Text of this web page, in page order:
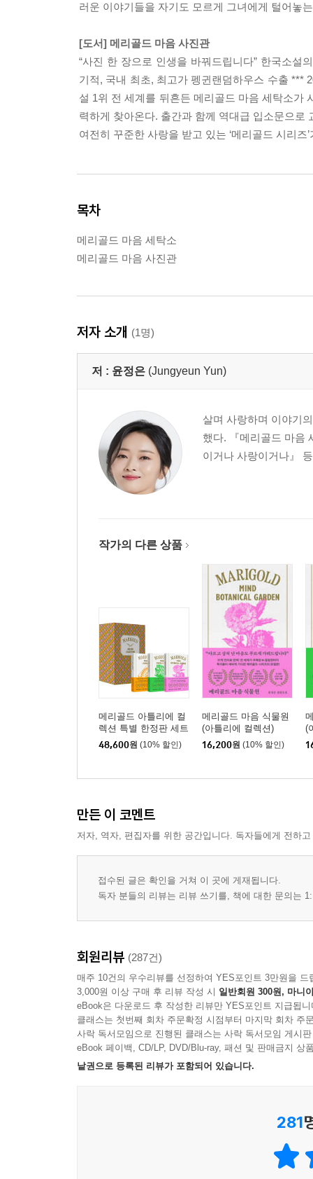
러운 이야기들을 자기도 모르게 그녀에게 털어놓
[도서] 메리골드 마음 사진관
“사진 한 장으로 인생을 바꿔드립니다” 한국소
기적, 국내 최초, 최고가 펭귄랜덤하우스 수출 ***
설 1위 전 세계를 뒤흔든 메리골드 마음 세탁소가
력하게 찾아온다. 출간과 함께 역대급 입소문으로
여전히 꾸준한 사랑을 받고 있는 ‘메리골드 시리
목차
메리골드 마음 세탁소
메리골드 마음 사진관
저자 소개 (1명)
저 : 윤정은 (Jungyeun Yun)
살며 사랑하며 이야기
했다. 『메리골드 마음
이거나 사랑이거나』
작가의 다른 상품
메리골드 아틀리에 컬
렉션 특별 한정판 세트
48,600원 (10% 할인)
메리골드 마음 식물원
(아틀리에 컬렉션)
16,200원 (10% 할인)
(
만든 이 코멘트
저자, 역자, 편집자를 위한 공간입니다. 독자들에게 전하
접수된 글은 확인을 거쳐 이 곳에 게재됩니다.
독자 분들의 리뷰는 리뷰 쓰기를, 책에 대한 문의는
회원리뷰 (287건)
매주 10건의 우수리뷰를 선정하여 YES포인트 3만원을 드
3,000원 이상 구매 후 리뷰 작성 시 일반회원 300원, 마니
eBook은 다운로드 후 작성한 리뷰만 YES포인트 지급됩니
클래스는 첫번째 회차 주문확정 시점부터 마지막 회차 주
사락 독서모임으로 진행된 클래스는 사락 독서모임 게시
eBook 페이백, CD/LP, DVD/Blu-ray, 패션 및 판매금지 상
낱권으로 등록된 리뷰가 포함되어 있습니다.
281